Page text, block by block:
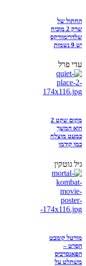
החתול של
שרק 2 מוכיח
שלדרימוורקס
יש 9 נשמות
עדי פרל
מקום שקט 2
הוא המשך
כמעט מוצלח
כמו קודמו
גיל גוטקין
מורטל קומבט
הסרט –
הפאנסרביס
משתלט על